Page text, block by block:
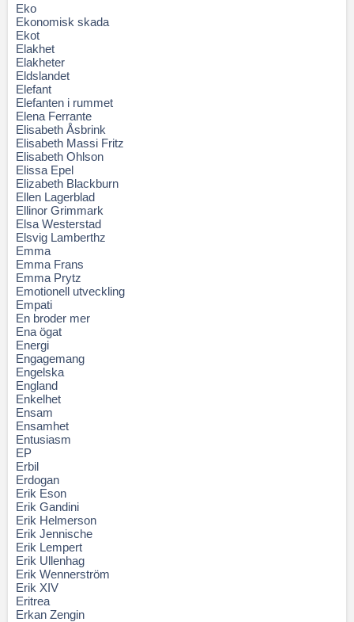
Eko
Ekonomisk skada
Ekot
Elakhet
Elakheter
Eldslandet
Elefant
Elefanten i rummet
Elena Ferrante
Elisabeth Åsbrink
Elisabeth Massi Fritz
Elisabeth Ohlson
Elissa Epel
Elizabeth Blackburn
Ellen Lagerblad
Ellinor Grimmark
Elsa Westerstad
Elsvig Lamberthz
Emma
Emma Frans
Emma Prytz
Emotionell utveckling
Empati
En broder mer
Ena ögat
Energi
Engagemang
Engelska
England
Enkelhet
Ensam
Ensamhet
Entusiasm
EP
Erbil
Erdogan
Erik Eson
Erik Gandini
Erik Helmerson
Erik Jennische
Erik Lempert
Erik Ullenhag
Erik Wennerström
Erik XIV
Eritrea
Erkan Zengin